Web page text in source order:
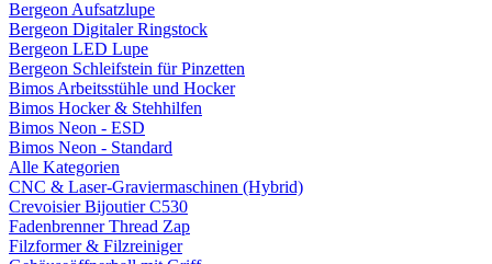
Bergeon Aufsatzlupe
Bergeon Digitaler Ringstock
Bergeon LED Lupe
Bergeon Schleifstein für Pinzetten
Bimos Arbeitsstühle und Hocker
Bimos Hocker & Stehhilfen
Bimos Neon - ESD
Bimos Neon - Standard
Alle Kategorien
CNC & Laser-Graviermaschinen (Hybrid)
Crevoisier Bijoutier C530
Fadenbrenner Thread Zap
Filzformer & Filzreiniger